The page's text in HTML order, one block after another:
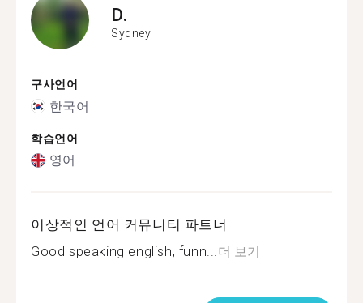
D.
Sydney
구사언어
한국어
학습언어
영어
이상적인 언어 커뮤니티 파트너
Good speaking english, funn...더 보기